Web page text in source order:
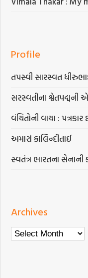
Profile
તપસ્વી સારસ્વત
સરસ્વતીના શ્વેતપદ્મની
વંચિતોની વાચા :
અમારાં કાલિન્દીતાઈ
સ્વતંત્ર ભારતના સેનાની
Archives
Archives